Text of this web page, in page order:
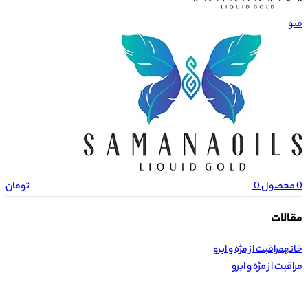
منو
0محصول0 تومان
مقالات
خانهمراقبت از مژه و ابرو
مراقبت از مژه و ابرو